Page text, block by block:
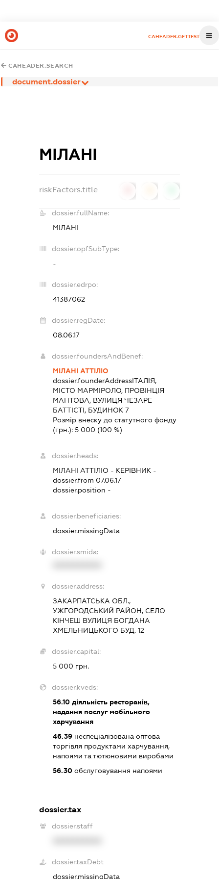
CAHEADER.GETTEST
CAHEADER.SEARCH
document.dossier
МІЛАНІ
riskFactors.title
dossier.fullName:
МІЛАНІ
dossier.opfSubType:
-
dossier.edrpo:
41387062
dossier.regDate:
08.06.17
dossier.foundersAndBenef:
МІЛАНІ АТТІЛІО
dossier.founderAddressІТАЛІЯ,
МІСТО МАРМІРОЛО, ПРОВІНЦІЯ
МАНТОВА, ВУЛИЦЯ ЧЕЗАРЕ
БАТТІСТІ, БУДИНОК 7
Розмір внеску до статутного фонду
(грн.): 5 000 (100 %)
dossier.heads:
МІЛАНІ АТТІЛІО - КЕРІВНИК -
dossier.from 07.06.17
dossier.position -
dossier.beneficiaries:
dossier.missingData
dossier.smida:
dossier.address:
ЗАКАРПАТСЬКА ОБЛ.,
УЖГОРОДСЬКИЙ РАЙОН, СЕЛО
КІНЧЕШ ВУЛИЦЯ БОГДАНА
ХМЕЛЬНИЦЬКОГО БУД. 12
dossier.capital:
5 000 грн.
dossier.kveds:
56.10діяльність ресторанів,
надання послуг мобільного
харчування
46.39неспеціалізована оптова
торгівля продуктами харчування,
напоями та тютюновими виробами
56.30обслуговування напоями
dossier.tax
dossier.staff
dossier.taxDebt
dossier.missingData